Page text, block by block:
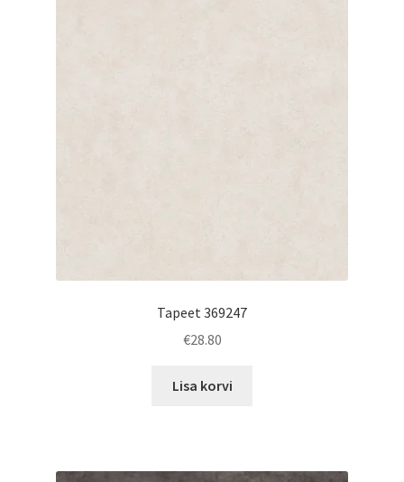
Tapeet 369247
€28.80
Lisa korvi